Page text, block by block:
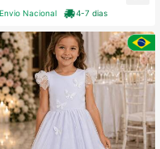
Envio Nacional 4-7 dias